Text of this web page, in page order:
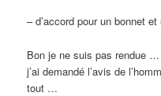
– d’accord pour un bonnet
Bon je ne suis pas rendue …
j’ai demandé l’avis de
tout …